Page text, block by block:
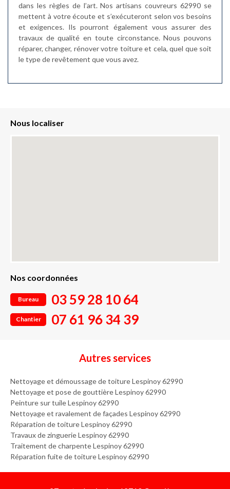
dans les règles de l’art. Nos artisans couvreurs 62990 se
mettent à votre écoute et s’exécuteront selon vos besoins
et exigences. Ils pourront également vous assurer des
travaux de qualité en toute circonstance. Nous pouvons
réparer, changer, rénover votre toiture et cela, quel que soit
le type de revêtement que vous avez.
Nous localiser
Nos coordonnées
Bureau 03 59 28 10 64
Chantier 07 61 96 34 39
Autres services
Nettoyage et démoussage de toiture Lespinoy 62990
Nettoyage et pose de gouttière Lespinoy 62990
Peinture sur tuile Lespinoy 62990
Nettoyage et ravalement de façades Lespinoy 62990
Réparation de toiture Lespinoy 62990
Travaux de zinguerie Lespinoy 62990
Traitement de charpente Lespinoy 62990
Réparation fuite de toiture Lespinoy 62990